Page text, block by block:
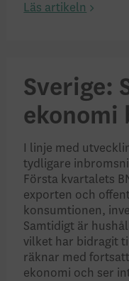
Läs artikeln
Sverige:
ekonomi
I linje med
tydligare
Första kvartalets
exporten och
konsumtionen,
Samtidigt är
vilket har bidragit
räknar med
ekonomi och ser